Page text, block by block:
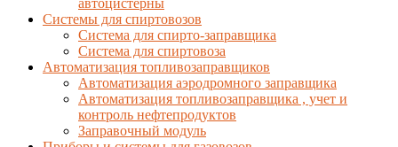
Системы для спиртовозов
Система для спирто-заправщика
Система для спиртовоза
Автоматизация топливозаправщиков
Автоматизация аэродромного заправщика
Автоматизация топливозаправщика , учет и
контроль нефтепродуктов
Заправочный модуль